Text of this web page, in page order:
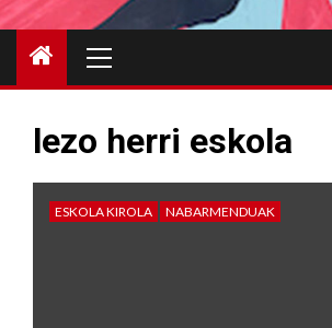
Menu
lezo herri eskola
ESKOLA KIROLA NABARMENDUAK